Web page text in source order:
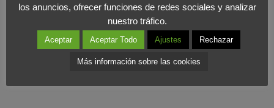
sector de un dinamismo impresionante y de gran futuro e interés
para materias como el marketing.
los anuncios, ofrecer funciones de redes sociales y analizar
nuestro tráfico.
Aceptar Aceptar Todo Ajustes Rechazar
Más información sobre las cookies